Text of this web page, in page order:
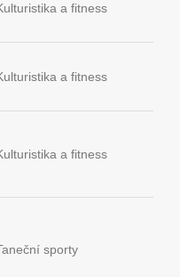
a fitness
a fitness
a fitness
sporty